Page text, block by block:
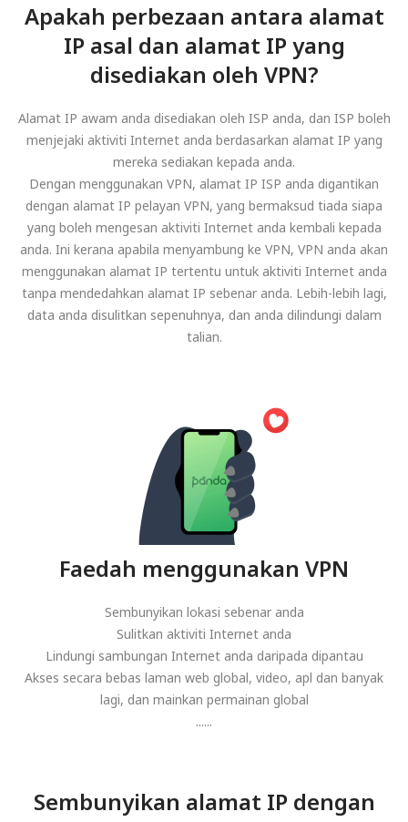
Apakah perbezaan antara alamat
IP asal dan alamat IP yang
disediakan oleh VPN?
Alamat IP awam anda disediakan oleh ISP anda, dan ISP boleh
menjejaki aktiviti Internet anda berdasarkan alamat IP yang
mereka sediakan kepada anda.
Dengan menggunakan VPN, alamat IP ISP anda digantikan
dengan alamat IP pelayan VPN, yang bermaksud tiada siapa
yang boleh mengesan aktiviti Internet anda kembali kepada
anda. Ini kerana apabila menyambung ke VPN, VPN anda akan
menggunakan alamat IP tertentu untuk aktiviti Internet anda
tanpa mendedahkan alamat IP sebenar anda. Lebih-lebih lagi,
data anda disulitkan sepenuhnya, dan anda dilindungi dalam
talian.
Faedah menggunakan VPN
Sembunyikan lokasi sebenar anda
Sulitkan aktiviti Internet anda
Lindungi sambungan Internet anda daripada dipantau
Akses secara bebas laman web global, video, apl dan banyak
lagi, dan mainkan permainan global
......
Sembunyikan alamat IP dengan